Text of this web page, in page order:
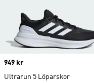
Price
949 kr
Ultrarun 5 Löparskor